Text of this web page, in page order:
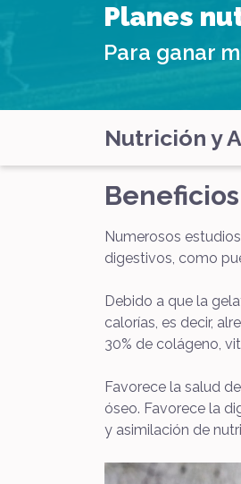
Planes
Para ganar
Nutrición y
Numerosos
digestivos, como
Debido a que la
calorías, es decir,
30% de colágeno,
Favorece la salud
óseo. Favorece la
y asimilación de